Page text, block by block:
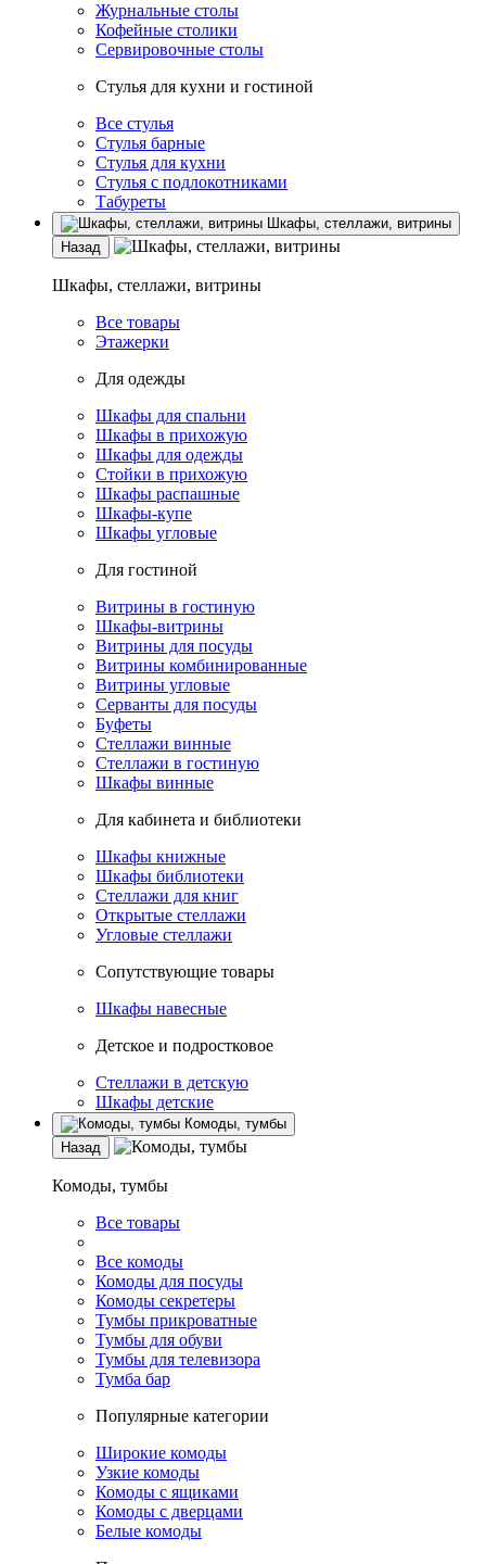
Журнальные столы
Кофейные столики
Сервировочные столы
Стулья для кухни и гостиной
Все стулья
Стулья барные
Стулья для кухни
Стулья с подлокотниками
Табуреты
Шкафы, стеллажи, витрины
Назад
Шкафы, стеллажи, витрины
Все товары
Этажерки
Для одежды
Шкафы для спальни
Шкафы в прихожую
Шкафы для одежды
Стойки в прихожую
Шкафы распашные
Шкафы-купе
Шкафы угловые
Для гостиной
Витрины в гостиную
Шкафы-витрины
Витрины для посуды
Витрины комбинированные
Витрины угловые
Серванты для посуды
Буфеты
Стеллажи винные
Стеллажи в гостиную
Шкафы винные
Для кабинета и библиотеки
Шкафы книжные
Шкафы библиотеки
Стеллажи для книг
Открытые стеллажи
Угловые стеллажи
Сопутствующие товары
Шкафы навесные
Детское и подростковое
Стеллажи в детскую
Шкафы детские
Комоды, тумбы
Назад
Комоды, тумбы
Все товары
Все комоды
Комоды для посуды
Комоды секретеры
Тумбы прикроватные
Тумбы для обуви
Тумбы для телевизора
Тумба бар
Популярные категории
Широкие комоды
Узкие комоды
Комоды с ящиками
Комоды с дверцами
Белые комоды